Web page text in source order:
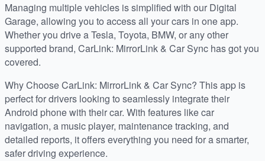
Managing multiple vehicles is simplified with our Digital
Garage, allowing you to access all your cars in one app.
Whether you drive a Tesla, Toyota, BMW, or any other
supported brand, CarLink: MirrorLink & Car Sync has got you
covered.
Why Choose CarLink: MirrorLink & Car Sync? This app is
perfect for drivers looking to seamlessly integrate their
Android phone with their car. With features like car
navigation, a music player, maintenance tracking, and
detailed reports, it offers everything you need for a smarter,
safer driving experience.